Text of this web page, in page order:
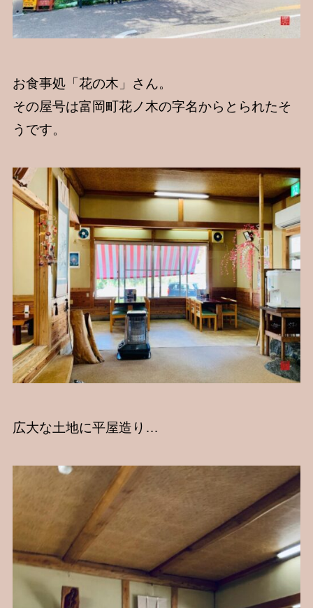
お食事処「花の木」さん。
その屋号は富岡町花ノ木の字名からとられたそ
うです。
広大な土地に平屋造り…